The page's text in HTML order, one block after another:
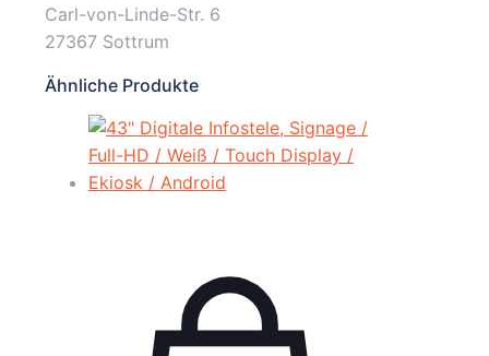
Carl-von-Linde-Str. 6
27367 Sottrum
Ähnliche Produkte